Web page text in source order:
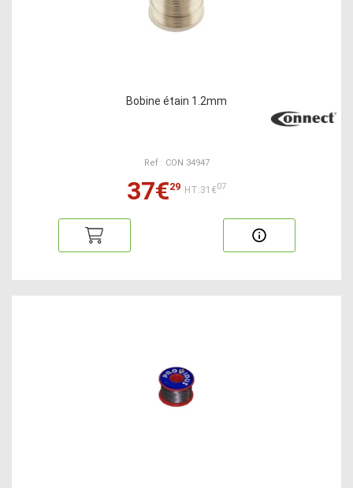
Bobine étain 1.2mm
Ref : CON 34947
37€29 HT:31€07